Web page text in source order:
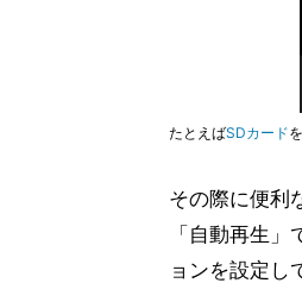
たとえばSDカード
その際に便利
「自動再生
ョンを設定